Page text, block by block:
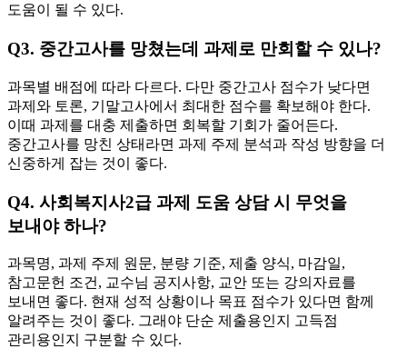
도움이 될 수 있다.
Q3. 중간고사를 망쳤는데 과제로 만회할 수 있나?
과목별 배점에 따라 다르다. 다만 중간고사 점수가 낮다면
과제와 토론, 기말고사에서 최대한 점수를 확보해야 한다.
이때 과제를 대충 제출하면 회복할 기회가 줄어든다.
중간고사를 망친 상태라면 과제 주제 분석과 작성 방향을 더
신중하게 잡는 것이 좋다.
Q4. 사회복지사2급 과제 도움 상담 시 무엇을
보내야 하나?
과목명, 과제 주제 원문, 분량 기준, 제출 양식, 마감일,
참고문헌 조건, 교수님 공지사항, 교안 또는 강의자료를
보내면 좋다. 현재 성적 상황이나 목표 점수가 있다면 함께
알려주는 것이 좋다. 그래야 단순 제출용인지 고득점
관리용인지 구분할 수 있다.